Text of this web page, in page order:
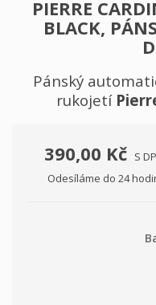
PIERRE
BLACK,
Pánský
rukojetí
390,00 Kč S
Odesíláme do 24